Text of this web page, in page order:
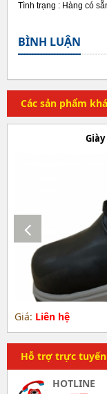
Hỗ trợ trực tuyến
HOTLINE
Tình trạng : Hàng có
BÌNH LUẬN
Các sản phẩm
Giày
Giá: Liên hệ